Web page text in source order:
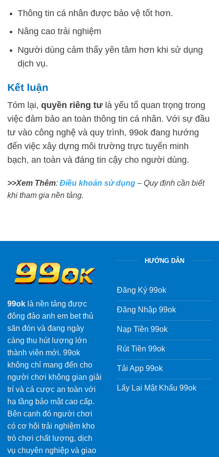
Thông tin cá nhân được bảo vệ tốt hơn.
Nâng cao trải nghiệm
Người dùng cảm thấy yên tâm hơn khi sử dụng
dịch vụ.
Kết luận
Tóm lại, quyền riêng tư là yếu tố quan trọng trong
việc đảm bảo an toàn thông tin cá nhân. Với sự đầu
tư vào công nghệ và quy trình, 99ok đang hướng
đến việc xây dựng môi trường trực tuyến minh
bạch, an toàn và đáng tin cậy cho người dùng.
>>Xem Thêm: Điều khoản sử dụng – Quy định cần biết
khi tham gia nền tảng.
99ok là nền tảng được
đông đảo anh em bet thủ
săn đón và đang ngày
càng thu hút lượng lớn
thành viên mới. 99ok
không chỉ mang đến cho
người chơi không gian giải
trí và cá cược an toàn với
hạ tầng bảo mật cao cấp.
Bên cạnh đó người chơi
có cơ hội trải nghiệm kho
trò chơi chất lượng, dịch
vụ chuyên nghiệp và giao
HƯỚNG DẪN
Đăng Ký 99ok
Đăng Nhập 99ok
Nạp Tiền 99ok
Rút Tiền 99ok
Tải App 99ok
Lấy Lại Mật Khẩu 99ok